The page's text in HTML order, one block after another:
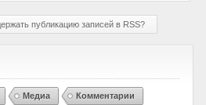
публикацию записей в RSS?
Медиа Комментарии